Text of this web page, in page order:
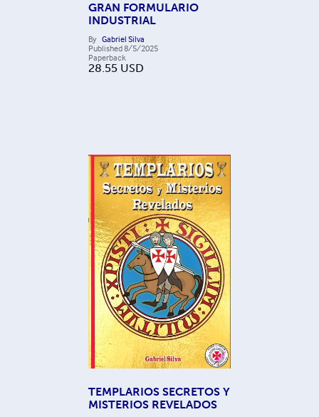
GRAN FORMULARIO
INDUSTRIAL
By Gabriel Silva
Published8/5/2025
Paperback
28.55 USD
TEMPLARIOS SECRETOS Y
MISTERIOS REVELADOS